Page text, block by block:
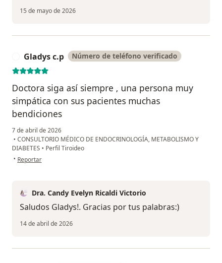
15 de mayo de 2026
Gladys c.p Número de teléfono verificado
Doctora siga así siempre , una persona muy
simpática con sus pacientes muchas
bendiciones
7 de abril de 2026
• CONSULTORIO MÉDICO DE ENDOCRINOLOGÍA, METABOLISMO Y
DIABETES • Perfil Tiroideo
• en opinión del usuario Gladys c.p
Reportar
Dra. Candy Evelyn Ricaldi Victorio
Saludos Gladys!. Gracias por tus palabras:)
14 de abril de 2026